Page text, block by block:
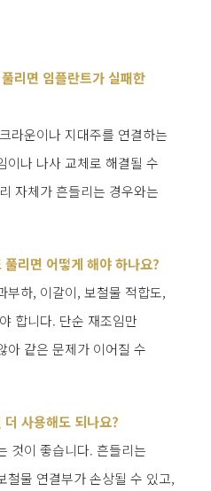
리면 임플란트가 실패한
라운이나 지대주를 연결하는
이나 나사 교체로 해결될 수
자체가 흔들리는 경우와는
리면 어떻게 해야 하나요?
부하, 이갈이, 보철물 적합도,
합니다. 단순 재조임만
아 같은 문제가 이어질 수
사용해도 되나요?
것이 좋습니다. 흔들리는
철물 연결부가 손상될 수 있고,